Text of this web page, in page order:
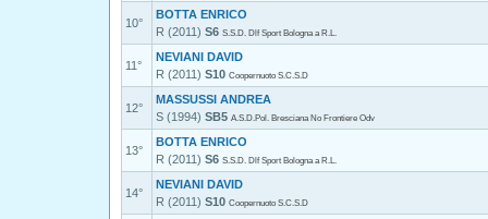
10°
BOTTA ENRICO
R (2011) S6 S.S.D. Dlf Sport Bologna a R.L.
11°
NEVIANI DAVID
R (2011) S10 Coopernuoto S.C.S.D
12°
MASSUSSI ANDREA
S (1994) SB5 A.S.D.Pol. Bresciana No Frontiere Odv
13°
BOTTA ENRICO
R (2011) S6 S.S.D. Dlf Sport Bologna a R.L.
14°
NEVIANI DAVID
R (2011) S10 Coopernuoto S.C.S.D